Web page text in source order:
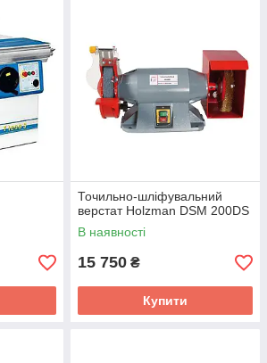
Точильно-шліфувальний
верстат Holzman DSM 200DS
В наявності
15 750 ₴
Купити